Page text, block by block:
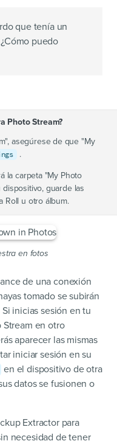
que tenía un
puedo
Photo Stream?
asegúrese de que "My
.
la carpeta "My Photo
dispositivo, guarde las
Roll u otro álbum.
en fotos
de una conexión
tomado se subirán
inicias sesión en tu
en otro
aparecer las mismas
iniciar sesión en su
en el dispositivo de otra
datos se fusionen o
Extractor para
necesidad de tener